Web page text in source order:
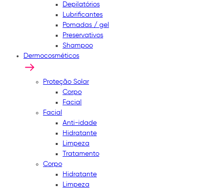
Depilatórios
Lubrificantes
Pomadas / gel
Preservativos
Shampoo
Dermocosméticos
Proteção Solar
Corpo
Facial
Facial
Anti-idade
Hidratante
Limpeza
Tratamento
Corpo
Hidratante
Limpeza